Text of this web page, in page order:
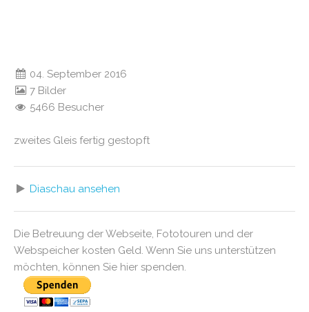
04. September 2016
7 Bilder
5466 Besucher
zweites Gleis fertig gestopft
Diaschau ansehen
Die Betreuung der Webseite, Fototouren und der
Webspeicher kosten Geld. Wenn Sie uns unterstützen
möchten, können Sie hier spenden.